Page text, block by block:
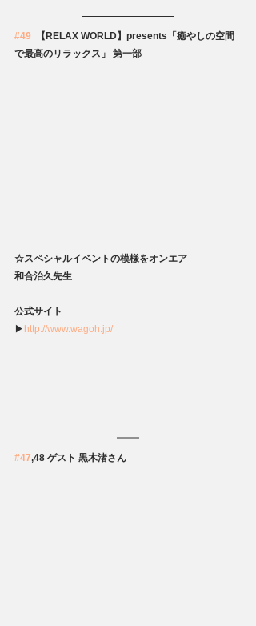
#49
  【RELAX WORLD】presents「癒やしの空間
で最高のリラックス」 第一部
☆スペシャルイベントの模様をオンエア
和合治久先生
公式サイト
▶ http://www.wagoh.jp/
#47,48 ゲスト 黒木渚さん